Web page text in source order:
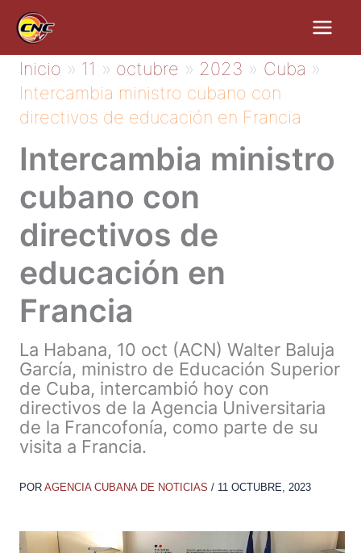
contenido
Inicio 11 octubre 2023
Cuba
Intercambia ministro cubano con
directivos de educación en Francia
Intercambia ministro
cubano con
directivos de
educación en
Francia
La Habana, 10 oct (ACN) Walter Baluja
García, ministro de Educación Superior
de Cuba, intercambió hoy con
directivos de la Agencia Universitaria
de la Francofonía, como parte de su
visita a Francia.
POR AGENCIA CUBANA DE NOTICIAS / 11 OCTUBRE, 2023